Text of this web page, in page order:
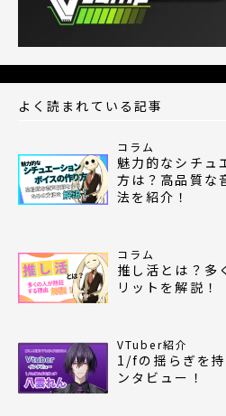
よく読まれている記事
コラム
魅力的なシチュ
方は？高品質な
法を紹介！
コラム
推し活とは？多
リットを解説！
VTuber紹介
1/fの揺らぎを
ンタビュー！